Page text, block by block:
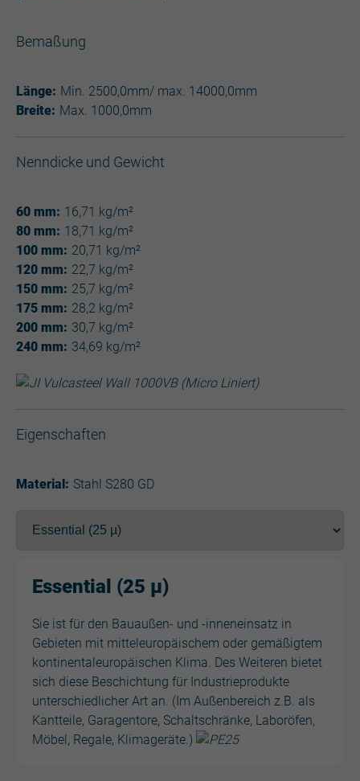
Bemaßung
Länge: Min. 2500,0mm/ max. 14000,0mm
Breite: Max. 1000,0mm
Nenndicke und Gewicht
60 mm: 16,71 kg/m²
80 mm: 18,71 kg/m²
100 mm: 20,71 kg/m²
120 mm: 22,7 kg/m²
150 mm: 25,7 kg/m²
175 mm: 28,2 kg/m²
200 mm: 30,7 kg/m²
240 mm: 34,69 kg/m²
Eigenschaften
Material: Stahl S280 GD
Essential (25 µ)
Sie ist für den Bauaußen- und -inneneinsatz in
Gebieten mit mitteleuropäischem oder gemäßigtem
kontinentaleuropäischen Klima. Des Weiteren bietet
sich diese Beschichtung für Industrieprodukte
unterschiedlicher Art an. (Im Außenbereich z.B. als
Kantteile, Garagentore, Schaltschränke, Laboröfen,
Möbel, Regale, Klimageräte.)